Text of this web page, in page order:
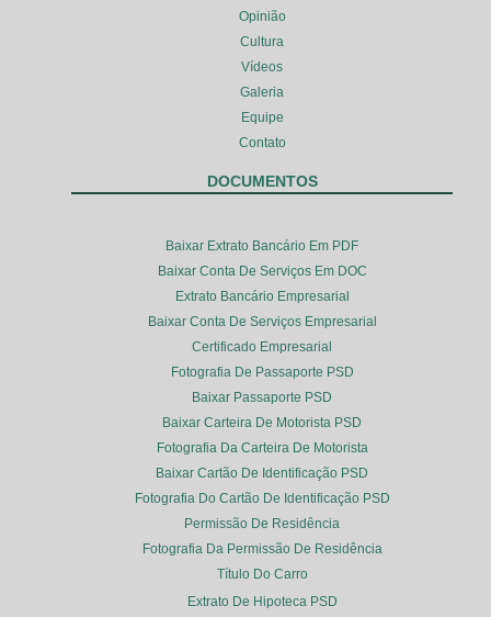
Opinião
Cultura
Vídeos
Galeria
Equipe
Contato
DOCUMENTOS
Baixar Extrato Bancário Em PDF
Baixar Conta De Serviços Em DOC
Extrato Bancário Empresarial
Baixar Conta De Serviços Empresarial
Certificado Empresarial
Fotografia De Passaporte PSD
Baixar Passaporte PSD
Baixar Carteira De Motorista PSD
Fotografia Da Carteira De Motorista
Baixar Cartão De Identificação PSD
Fotografia Do Cartão De Identificação PSD
Permissão De Residência
Fotografia Da Permissão De Residência
Título Do Carro
Extrato De Hipoteca PSD